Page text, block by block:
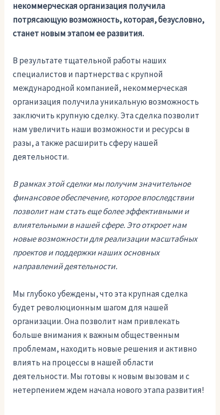
некоммерческая организация получила
потрясающую возможность, которая, безусловно,
станет новым этапом ее развития.
В результате тщательной работы наших
специалистов и партнерства с крупной
международной компанией, некоммерческая
организация получила уникальную возможность
заключить крупную сделку. Эта сделка позволит
нам увеличить наши возможности и ресурсы в
разы, а также расширить сферу нашей
деятельности.
В рамках этой сделки мы получим значительное
финансовое обеспечение, которое впоследствии
позволит нам стать еще более эффективными и
влиятельными в нашей сфере. Это откроет нам
новые возможности для реализации масштабных
проектов и поддержки наших основных
направлений деятельности.
Мы глубоко убеждены, что эта крупная сделка
будет революционным шагом для нашей
организации. Она позволит нам привлекать
больше внимания к важным общественным
проблемам, находить новые решения и активно
влиять на процессы в нашей области
деятельности. Мы готовы к новым вызовам и с
нетерпением ждем начала нового этапа развития!